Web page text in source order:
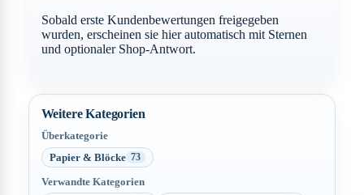
Sobald erste Kundenbewertungen freigegeben
wurden, erscheinen sie hier automatisch mit Sternen
und optionaler Shop-Antwort.
Weitere Kategorien
Überkategorie
Papier & Blöcke 73
Verwandte Kategorien